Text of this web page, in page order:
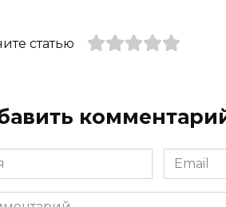
статью
Email
*